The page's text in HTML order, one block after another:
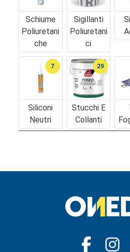
Schiume
Poliuretani
Che
Sigillanti
Poliuretani
Ci
Siliconi
Neutri
7
Stucchi E
Collanti
29